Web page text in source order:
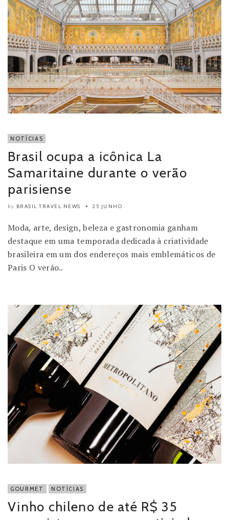
NOTÍCIAS
Brasil ocupa a icônica La
Samaritaine durante o verão
parisiense
by BRASIL TRAVEL NEWS 25 JUNHO
Moda, arte, design, beleza e gastronomia ganham
destaque em uma temporada dedicada à criatividade
brasileira em um dos endereços mais emblemáticos de
Paris O verão..
GOURMET NOTÍCIAS
Vinho chileno de até R$ 35